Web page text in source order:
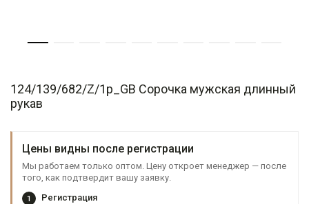
124/139/682/Z/1p_GB Сорочка мужская длинный
рукав
Цены видны после регистрации
Мы работаем только оптом. Цену откроет менеджер — после
того, как подтвердит вашу заявку.
1 Регистрация